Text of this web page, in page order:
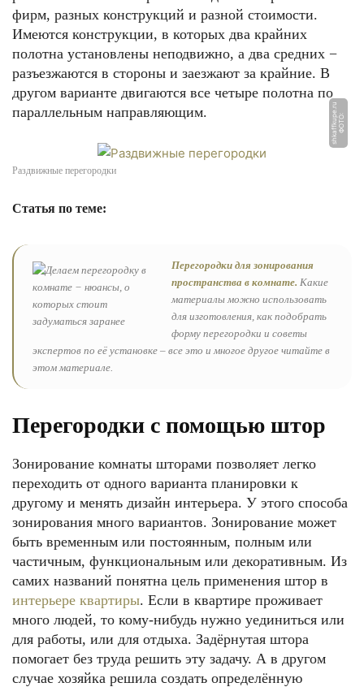
фирм, разных конструкций и разной стоимости.
Имеются конструкции, в которых два крайних
полотна установлены неподвижно, а два средних −
разъезжаются в стороны и заезжают за крайние. В
другом варианте двигаются все четыре полотна по
параллельным направляющим.
Ф
О
Т
О:
s
h
k
a
f
f
k
u
p
e.
r
u
Раздвижные перегородки
Статья по теме:
Перегородки для зонирования
пространства в комнате. Какие
материалы можно использовать
для изготовления, как подобрать
форму перегородки и советы
экспертов по её установке – все это и многое другое читайте в
этом материале.
Перегородки с помощью штор
Зонирование комнаты шторами позволяет легко
переходить от одного варианта планировки к
другому и менять дизайн интерьера. У этого способа
зонирования много вариантов. Зонирование может
быть временным или постоянным, полным или
частичным, функциональным или декоративным. Из
самих названий понятна цель применения штор в
интерьере квартиры. Если в квартире проживает
много людей, то кому-нибудь нужно уединиться или
для работы, или для отдыха. Задёрнутая штора
помогает без труда решить эту задачу. А в другом
случае хозяйка решила создать определённую